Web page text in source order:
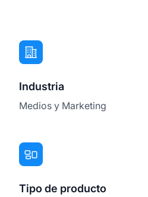
Industria
Medios y Marketing
Tipo de producto